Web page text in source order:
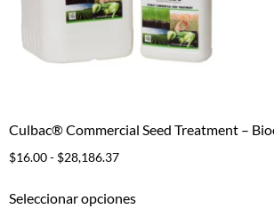
Culbac® Commercial Seed Treatment –
$16.00- $28,186.37
Seleccionar opciones